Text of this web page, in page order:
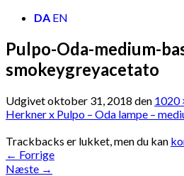
DA EN
Pulpo-Oda-medium-
smokeygreyacetato
Udgivetoktober 31, 2018 den 1020
Herkner x Pulpo – Oda lampe –
Trackbacks er lukket, men du kan
← Forrige
Næste →